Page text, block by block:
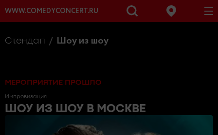
WWW.COMEDYCONCERT.RU
Стендап Шоу из шоу
МЕРОПРИЯТИЕ ПРОШЛО
Импровизация
ШОУ ИЗ ШОУ В МОСКВЕ